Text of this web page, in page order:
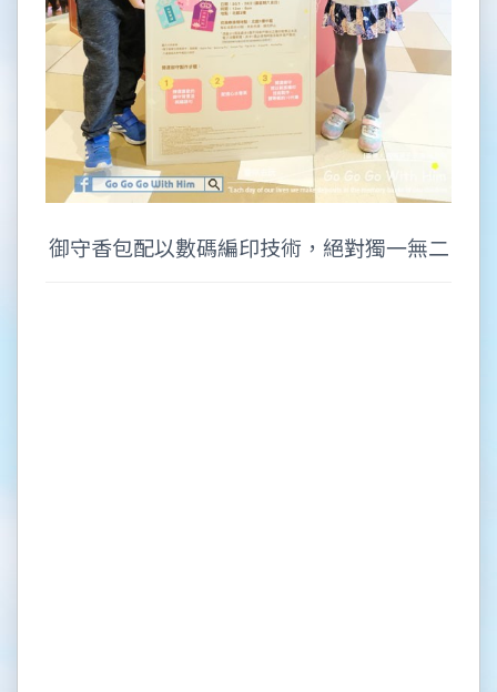
御守香包配以數碼編印技術，絕對獨一無二